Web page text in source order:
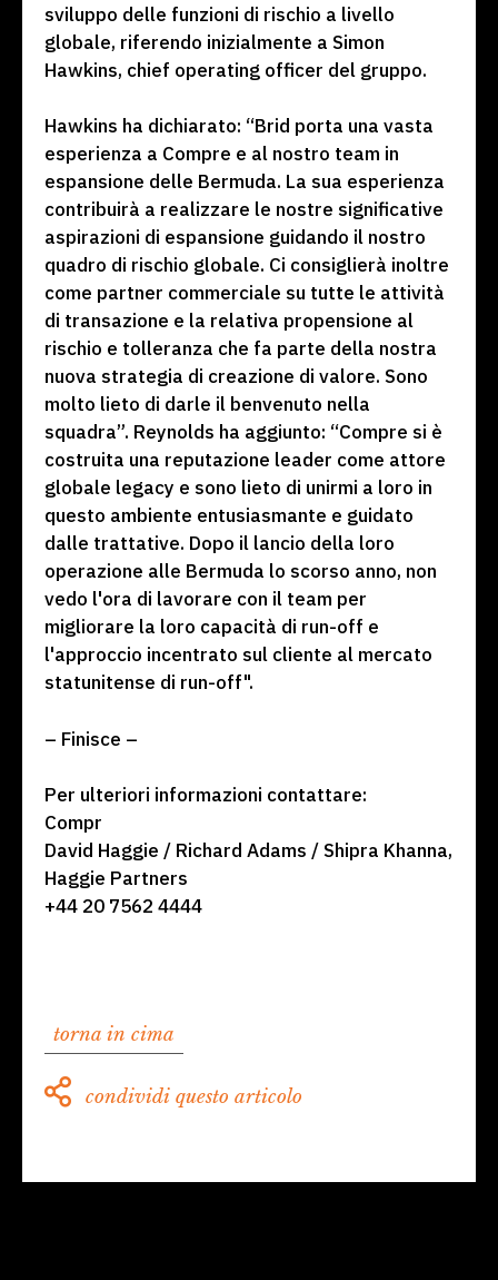
sviluppo delle funzioni di rischio a livello
globale, riferendo inizialmente a Simon
Hawkins, chief operating officer del gruppo.
Hawkins ha dichiarato: “Brid porta una vasta
esperienza a Compre e al nostro team in
espansione delle Bermuda. La sua esperienza
contribuirà a realizzare le nostre significative
aspirazioni di espansione guidando il nostro
quadro di rischio globale. Ci consiglierà inoltre
come partner commerciale su tutte le attività
di transazione e la relativa propensione al
rischio e tolleranza che fa parte della nostra
nuova strategia di creazione di valore. Sono
molto lieto di darle il benvenuto nella
squadra”. Reynolds ha aggiunto: “Compre si è
costruita una reputazione leader come attore
globale legacy e sono lieto di unirmi a loro in
questo ambiente entusiasmante e guidato
dalle trattative. Dopo il lancio della loro
operazione alle Bermuda lo scorso anno, non
vedo l'ora di lavorare con il team per
migliorare la loro capacità di run-off e
l'approccio incentrato sul cliente al mercato
statunitense di run-off".
– Finisce –
Per ulteriori informazioni contattare:
Compr
David Haggie / Richard Adams / Shipra Khanna,
Haggie Partners
+44 20 7562 4444
torna in cima
condividi questo articolo